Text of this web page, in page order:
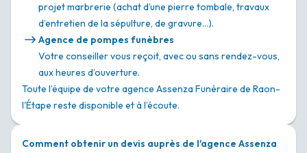
projet marbrerie (achat d’une pierre tombale, travaux
d’entretien de la sépulture, de gravure…).
Agence de pompes funèbres
Votre conseiller vous reçoit, avec ou sans rendez-vous,
aux heures d’ouverture.
Toute l’équipe de votre agence Assenza Funéraire de Raon-
l'Étape reste disponible et à l’écoute.
Comment obtenir un devis auprès de l'agence Assenza